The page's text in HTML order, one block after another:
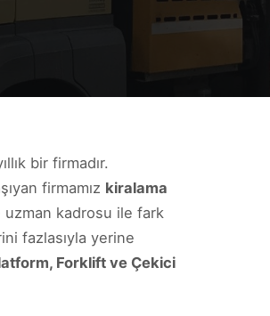
bir firmadır.
firmamız kiralama
uzman kadrosu ile fark
fazlasıyla yerine
Forklift ve Çekici